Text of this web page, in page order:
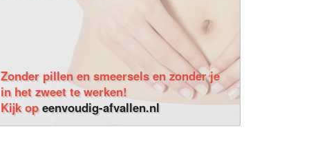
Zonder pillen en smeersels en zonder je
in het zweet te werken!
Kijk opeenvoudig-afvallen.nl